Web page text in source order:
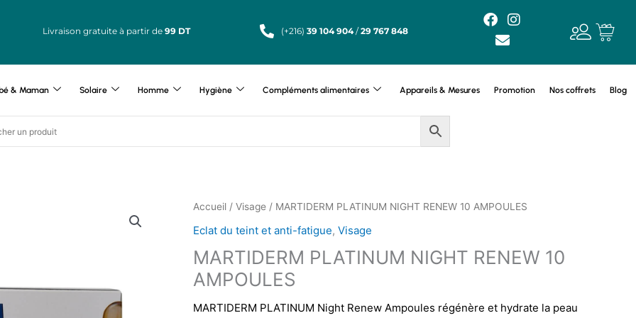
Livraison gratuite à partir de99 DT (+216) 39 104 904/29 767 848
F
a
c
e
o
I
t
g
E
n
v
e
o
& Maman Solaire Homme Hygiène Compléments alimentaires Appareils & Mesures Promotion Nos coffrets Blog
Accueil / Visage / MARTIDERM PLATINUM NIGHT RENEW 10 AMPOULES
Eclat du teint et anti-fatigue, Visage
MARTIDERM PLATINUM NIGHT RENEW 10
AMPOULES
MARTIDERM PLATINUM Night Renew Ampoules régénère et hydrate la peau